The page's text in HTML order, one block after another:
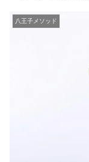
八王子メソッド